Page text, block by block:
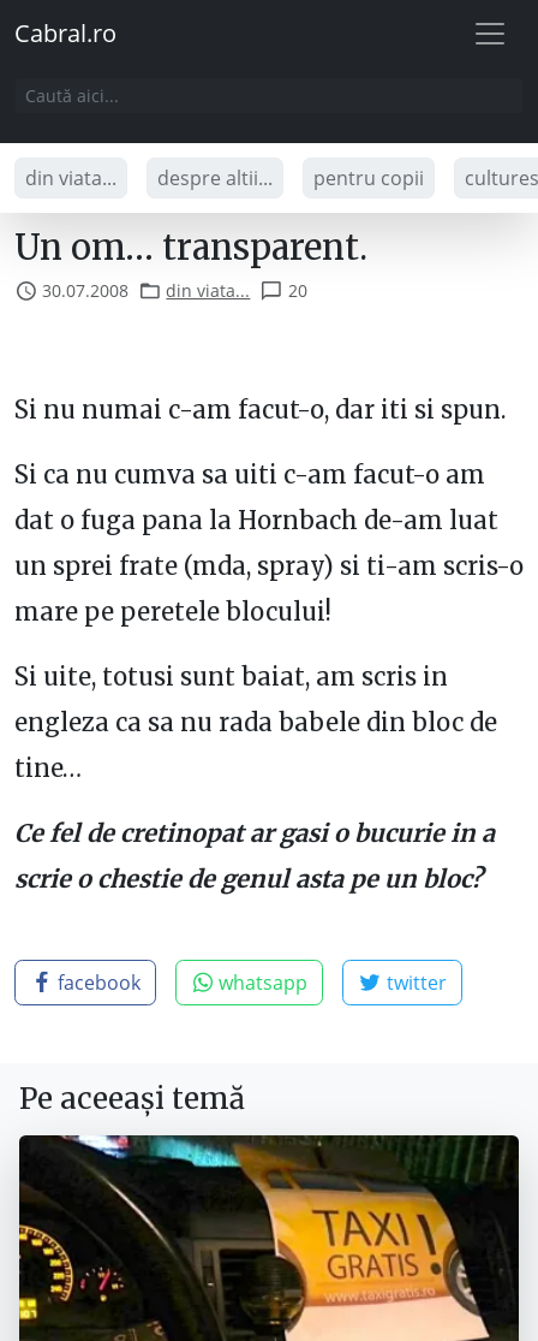
Cabral.ro
din viata... despre altii... pentru copii
Un om… transparent.
30.07.2008 din viata... 20
Si nu numai c-am facut-o, dar iti si spun.
Si ca nu cumva sa uiti c-am facut-o am
dat o fuga pana la Hornbach de-am luat
un sprei frate (mda, spray) si ti-am scris-o
mare pe peretele blocului!
Si uite, totusi sunt baiat, am scris in
engleza ca sa nu rada babele din bloc de
tine…
Ce fel de cretinopat ar gasi o bucurie in a
scrie o chestie de genul asta pe un bloc?
facebook whatsapp twitter
Pe aceeași temă